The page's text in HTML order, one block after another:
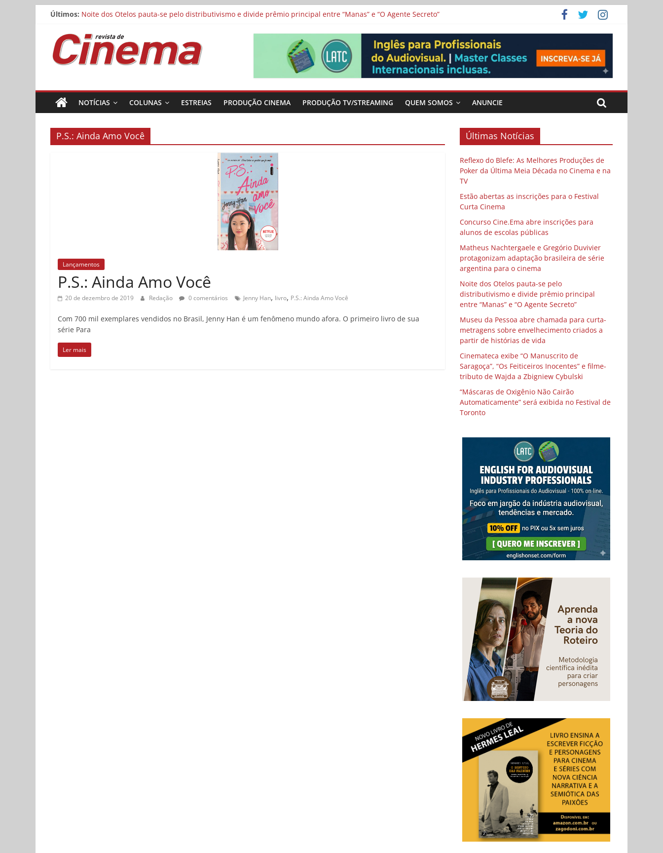
Pular
conteúdo
Últimos:
Matheus Nachtergaele e Gregório Duvivier protagonizam adaptação brasileira de série argentina para o cinema
Noite dos Otelos pauta-se pelo distributivismo e divide prêmio principal entre “Manas” e “O Agente Secreto”
Estão abertas as inscrições para o Festival Curta Cinema
Concurso Cine.Ema abre inscrições para alunos de escolas públicas
Revista
de
Cinema
NOTÍCIAS COLUNAS ESTREIAS PRODUÇÃO CINEMA PRODUÇÃO TV/STREAMING QUEM SOMOS ANUNCIE
P.S.: Ainda Amo Você
Lançamentos
P.S.: Ainda Amo Você
20 de dezembro de 2019 Redação 0 comentários Jenny Han, livro, P.S.: Ainda Amo Você
Com 700 mil exemplares vendidos no Brasil, Jenny Han é um fenômeno mundo afora. O primeiro livro de sua
série Para
Ler mais
Últimas Notícias
Reflexo do Blefe: As Melhores Produções de
Poker da Última Meia Década no Cinema e na
TV
Estão abertas as inscrições para o Festival
Curta Cinema
Concurso Cine.Ema abre inscrições para
alunos de escolas públicas
Matheus Nachtergaele e Gregório Duvivier
protagonizam adaptação brasileira de série
argentina para o cinema
Noite dos Otelos pauta-se pelo
distributivismo e divide prêmio principal
entre “Manas” e “O Agente Secreto”
Museu da Pessoa abre chamada para curta-
metragens sobre envelhecimento criados a
partir de histórias de vida
Cinemateca exibe “O Manuscrito de
Saragoça”, “Os Feiticeiros Inocentes” e filme-
tributo de Wajda a Zbigniew Cybulski
“Máscaras de Oxigênio Não Cairão
Automaticamente” será exibida no Festival de
Toronto